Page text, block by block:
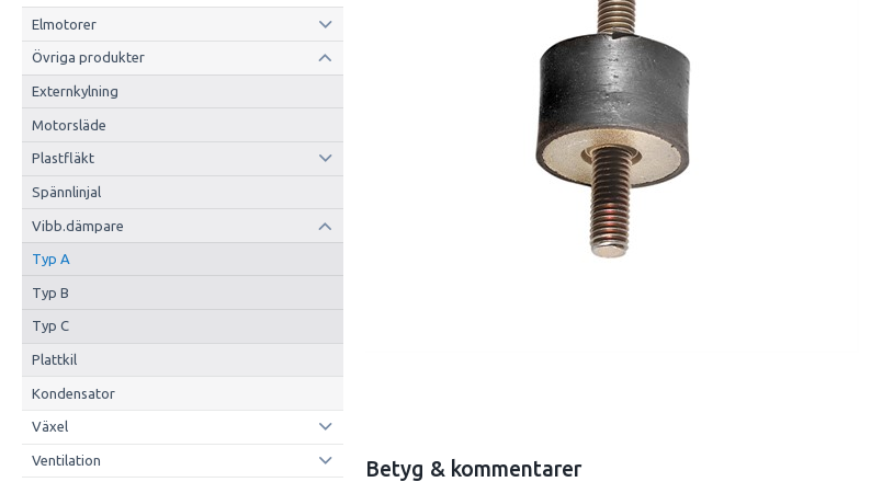
Elmotorer
Övriga produkter
Externkylning
Motorsläde
Plastfläkt
Spännlinjal
Vibb.dämpare
Typ A
Typ B
Typ C
Plattkil
Kondensator
Växel
Ventilation Betyg & kommentarer